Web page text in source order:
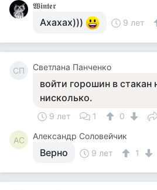
𝖂𝖎𝖓𝖙𝖊𝖗
Ахахах))) 9 лет
СП Светлана Панченко
войти горошин в стакан
нисколько.
9 лет 1 0
АС Александр Соловейчик
Верно 9 лет 1